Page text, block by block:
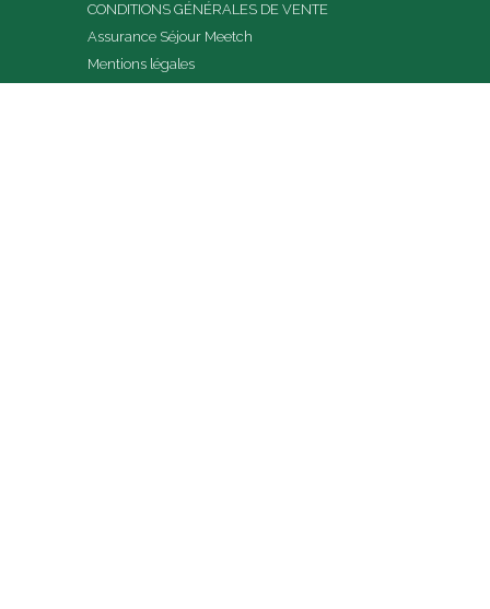
CONDITIONS GÉNÉRALES DE VENTE
Assurance Séjour Meetch
Mentions légales